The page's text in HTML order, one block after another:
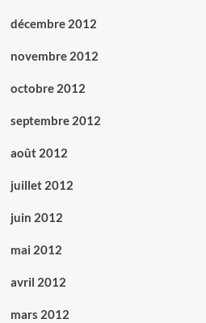
décembre 2012
novembre 2012
octobre 2012
septembre 2012
août 2012
juillet 2012
juin 2012
mai 2012
avril 2012
mars 2012